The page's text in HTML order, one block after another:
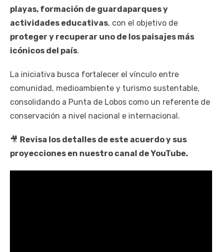
playas, formación de guardaparques y
actividades educativas, con el objetivo de
proteger y recuperar uno de los paisajes más
icónicos del país.
La iniciativa busca fortalecer el vínculo entre
comunidad, medioambiente y turismo sustentable,
consolidando a Punta de Lobos como un referente de
conservación a nivel nacional e internacional.
🎥 Revisa los detalles de este acuerdo y sus
proyecciones en nuestro canal de YouTube.